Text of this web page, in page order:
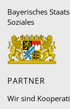
Bayerisches
Soziales
PARTNER
Wir sind